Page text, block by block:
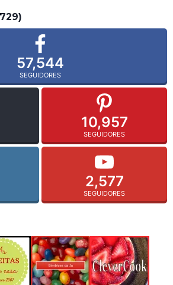
57,544
SEGUIDORES
10,957
SEGUIDORES
2,577
SEGUIDORES